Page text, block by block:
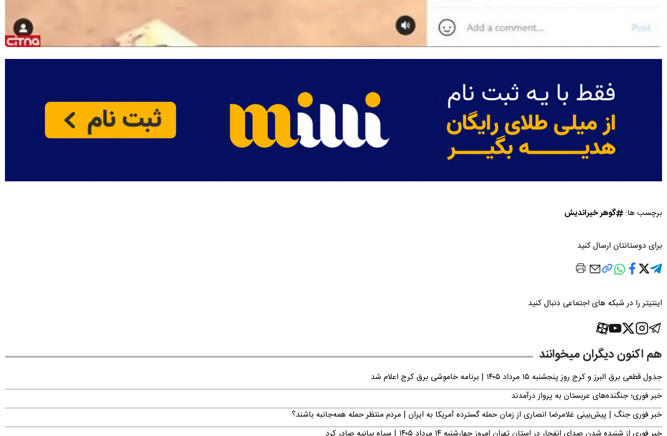
برچسب ها: گوهر خیراندیش
برای دوستانتان ارسال کنید
اینتیتر را در شبکه های اجتماعی دنبال کنید
هم اکنون دیگران میخوانند
جدول قطعی برق البرز و کرج روز پنجشنبه ۱۵ مرداد ۱۴۰۵ | برنامه خاموشی برق کرج اعلام شد
خبر فوری؛ جنگنده‌های عربستان به پرواز درآمدند
خبر فوری جنگ | پیش‌بینی غلامرضا انصاری از زمان حمله گسترده آمریکا به ایران | مردم منتظر حمله همه‌جانبه باشند؟